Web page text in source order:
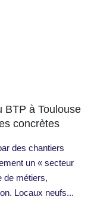
BTP à Toulouse
concrètes
des chantiers
un « secteur
de métiers,
Locaux neufs...